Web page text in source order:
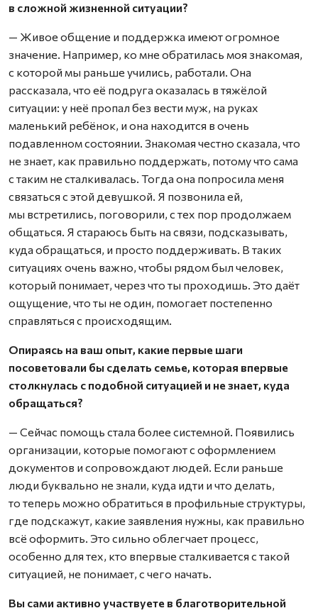
в сложной жизненной ситуации?
— Живое общение и поддержка имеют огромное
значение. Например, ко мне обратилась моя знакомая,
с которой мы раньше учились, работали. Она
рассказала, что её подруга оказалась в тяжёлой
ситуации: у неё пропал без вести муж, на руках
маленький ребёнок, и она находится в очень
подавленном состоянии. Знакомая честно сказала, что
не знает, как правильно поддержать, потому что сама
с таким не сталкивалась. Тогда она попросила меня
связаться с этой девушкой. Я позвонила ей,
мы встретились, поговорили, с тех пор продолжаем
общаться. Я стараюсь быть на связи, подсказывать,
куда обращаться, и просто поддерживать. В таких
ситуациях очень важно, чтобы рядом был человек,
который понимает, через что ты проходишь. Это даёт
ощущение, что ты не один, помогает постепенно
справляться с происходящим.
Опираясь на ваш опыт, какие первые шаги
посоветовали бы сделать семье, которая впервые
столкнулась с подобной ситуацией и не знает, куда
обращаться?
— Сейчас помощь стала более системной. Появились
организации, которые помогают с оформлением
документов и сопровождают людей. Если раньше
люди буквально не знали, куда идти и что делать,
то теперь можно обратиться в профильные структуры,
где подскажут, какие заявления нужны, как правильно
всё оформить. Это сильно облегчает процесс,
особенно для тех, кто впервые сталкивается с такой
ситуацией, не понимает, с чего начать.
Вы сами активно участвуете в благотворительной